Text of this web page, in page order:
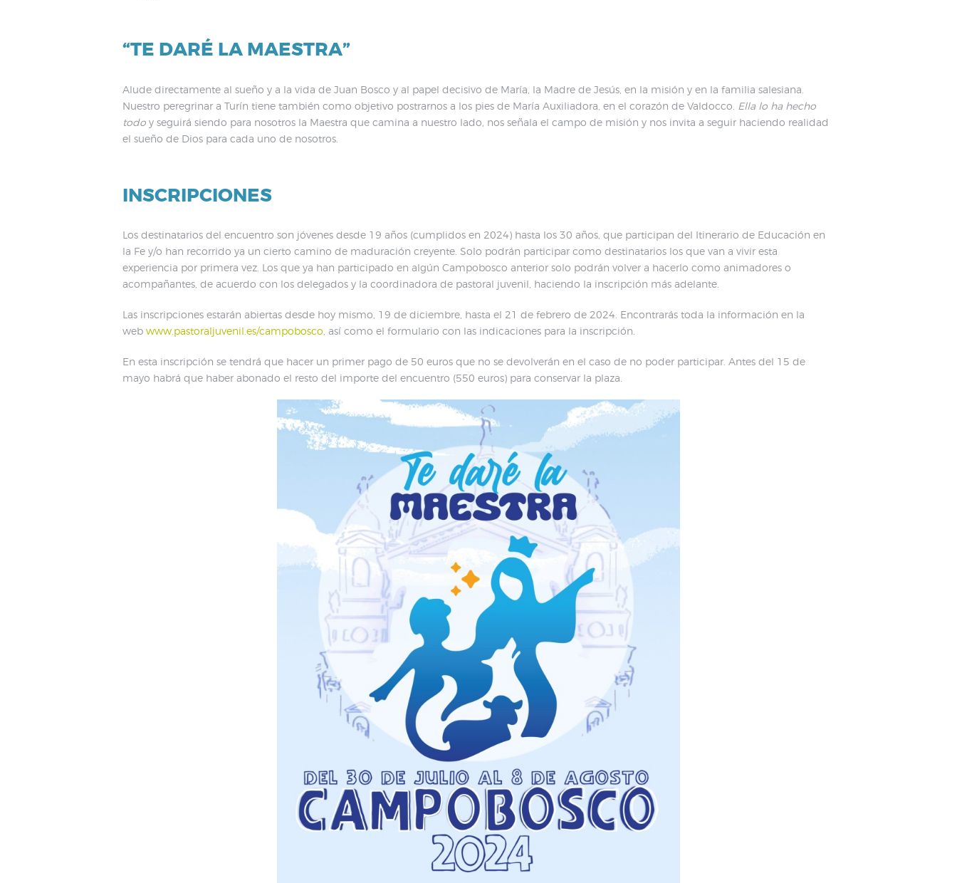
“TE DARÉ LA MAESTRA”
Alude directamente al sueño y a la vida de Juan Bosco y al papel decisivo de María, la Madre de Jesús, en la misión y en la familia salesiana.
Nuestro peregrinar a Turín tiene también como objetivo postrarnos a los pies de María Auxiliadora, en el corazón de Valdocco. Ella lo ha hecho
todo y seguirá siendo para nosotros la Maestra que camina a nuestro lado, nos señala el campo de misión y nos invita a seguir haciendo realidad
el sueño de Dios para cada uno de nosotros.
INSCRIPCIONES
Los destinatarios del encuentro son jóvenes desde 19 años (cumplidos en 2024) hasta los 30 años, que participan del Itinerario de Educación en
la Fe y/o han recorrido ya un cierto camino de maduración creyente. Solo podrán participar como destinatarios los que van a vivir esta
experiencia por primera vez. Los que ya han participado en algún Campobosco anterior solo podrán volver a hacerlo como animadores o
acompañantes, de acuerdo con los delegados y la coordinadora de pastoral juvenil, haciendo la inscripción más adelante.
Las inscripciones estarán abiertas desde hoy mismo, 19 de diciembre, hasta el 21 de febrero de 2024. Encontrarás toda la información en la
web www.pastoraljuvenil.es/campobosco , así como el formulario con las indicaciones para la inscripción.
En esta inscripción se tendrá que hacer un primer pago de 50 euros que no se devolverán en el caso de no poder participar. Antes del 15 de
mayo habrá que haber abonado el resto del importe del encuentro (550 euros) para conservar la plaza.